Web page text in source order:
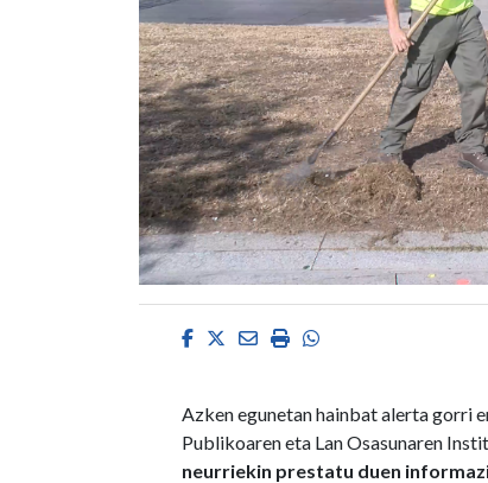
Facebook
Twitter
EmailImprimirWhatsapp
Azken egunetan hainbat alerta gorri
Publikoaren eta Lan Osasunaren
neurriekin prestatu duen